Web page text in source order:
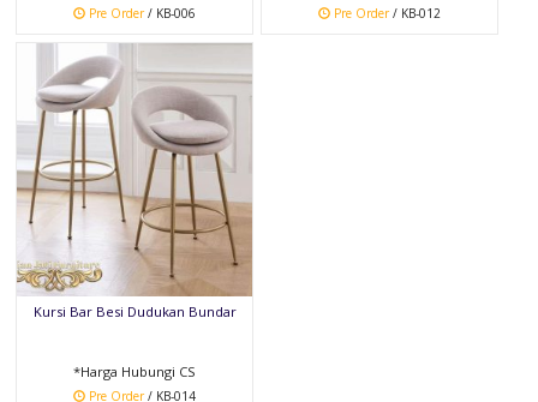
Pre Order/ KB-006 Pre Order/ KB-012
Kursi Bar Besi Dudukan Bundar
*Harga Hubungi CS
Pre Order/ KB-014